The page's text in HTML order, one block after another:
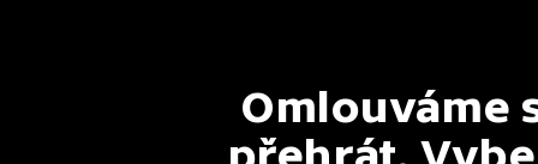
Omlouváme